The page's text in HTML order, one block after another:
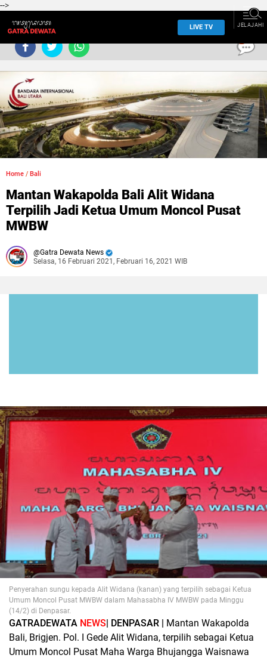
-->
LIVE TV JELAJAHI
Home / Bali
Mantan Wakapolda Bali Alit Widana
Terpilih Jadi Ketua Umum Moncol Pusat
MWBW
Gatra Dewata News
Selasa, 16 Februari 2021, Februari 16, 2021 WIB
Penyerahan sungu kepada Alit Widana (kanan) yang terpilih sebagai Ketua
Umum Moncol Pusat MWBW dalam Mahasabha IV MWBW pada Minggu
(14/2) di Denpasar.
GATRADEWATA NEWS| DENPASAR | Mantan Wakapolda
Bali, Brigjen. Pol. I Gede Alit Widana, terpilih sebagai Ketua
Umum Moncol Pusat Maha Warga Bhujangga Waisnawa